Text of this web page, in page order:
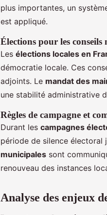
plus importantes, un
est appliqué.
Élections pour les
Les élections locales en
démocratie locale. Ces
adjoints. Le mandat des
une stabilité administrative
Règles de campagne et
Durant les campagnes
période de silence électoral
municipales sont
renouveau des instances
Analyse des enjeux